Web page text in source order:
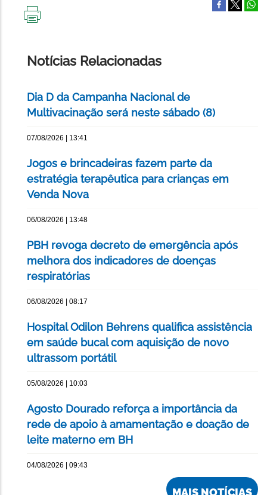
Notícias Relacionadas
Dia D da Campanha Nacional de
Multivacinação será neste sábado (8)
07/08/2026 | 13:41
Jogos e brincadeiras fazem parte da
estratégia terapêutica para crianças em
Venda Nova
06/08/2026 | 13:48
PBH revoga decreto de emergência após
melhora dos indicadores de doenças
respiratórias
06/08/2026 | 08:17
Hospital Odilon Behrens qualifica assistência
em saúde bucal com aquisição de novo
ultrassom portátil
05/08/2026 | 10:03
Agosto Dourado reforça a importância da
rede de apoio à amamentação e doação de
leite materno em BH
04/08/2026 | 09:43